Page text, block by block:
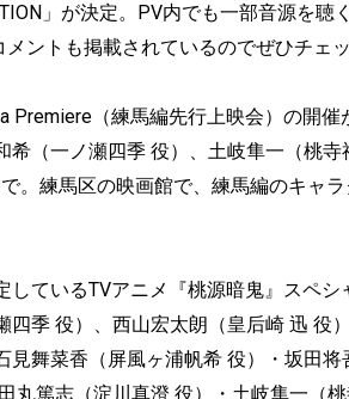
」が決定。PV内でも一部音源を
ントも掲載されているのでぜひチェッ
Premiere（練馬編先行上映会）の開
希（一ノ瀬四季 役）、土岐隼一（桃
。練馬区の映画館で、練馬編のキャ
しているTVアニメ『桃源暗鬼』スペ
四季 役）、西山宏太朗（皇后崎 迅 役
見舞菜香（屏風ヶ浦帆希 役）・坂田
丸篤志（淀川真澄 役）・土岐隼一（